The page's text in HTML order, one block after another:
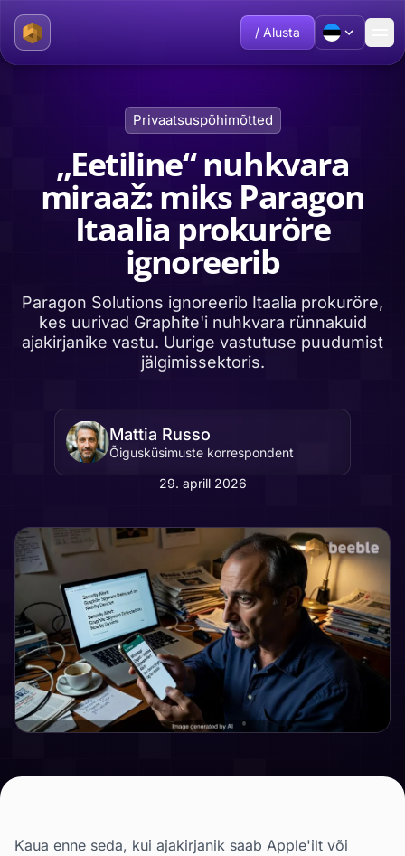
/ Alusta
Privaatsuspõhimõtted
„Eetiline“ nuhkvara
miraaž: miks Paragon
Itaalia prokuröre
ignoreerib
Paragon Solutions ignoreerib Itaalia prokuröre,
kes uurivad Graphite'i nuhkvara rünnakuid
ajakirjanike vastu. Uurige vastutuse puudumist
jälgimissektoris.
Mattia Russo
Õigusküsimuste korrespondent
29. aprill 2026
Kaua enne seda, kui ajakirjanik saab Apple'ilt või